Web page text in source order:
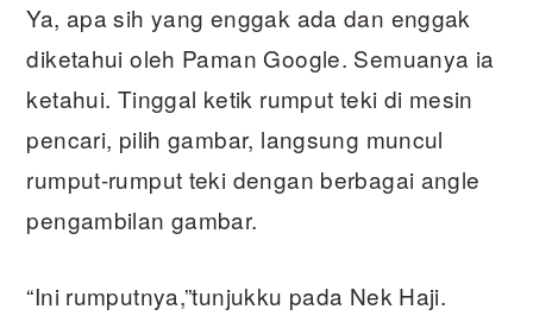
Ya, apa sih yang enggak ada dan enggak
diketahui oleh Paman Google. Semuanya ia
ketahui. Tinggal ketik rumput teki di mesin
pencari, pilih gambar, langsung muncul
rumput-rumput teki dengan berbagai angle
pengambilan gambar.
“Ini rumputnya,”tunjukku pada Nek Haji.